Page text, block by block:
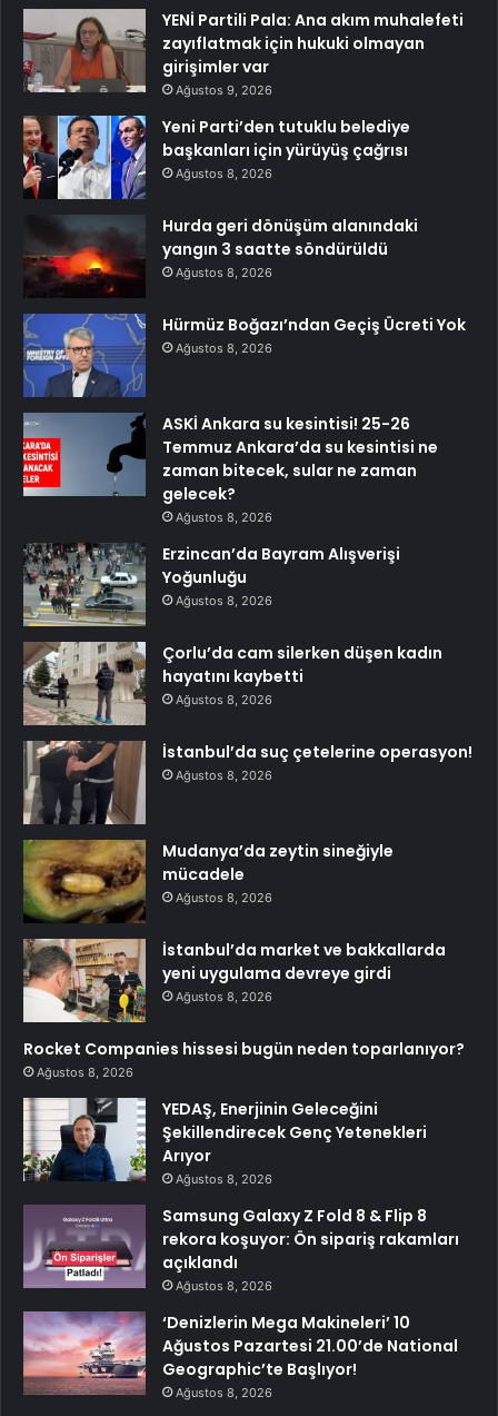
YENİ Partili Pala: Ana akım muhalefeti
zayıflatmak için hukuki olmayan
girişimler var
Ağustos 9, 2026
Yeni Parti’den tutuklu belediye
başkanları için yürüyüş çağrısı
Ağustos 8, 2026
Hurda geri dönüşüm alanındaki
yangın 3 saatte söndürüldü
Ağustos 8, 2026
Hürmüz Boğazı’ndan Geçiş Ücreti Yok
Ağustos 8, 2026
ASKİ Ankara su kesintisi! 25-26
Temmuz Ankara’da su kesintisi ne
zaman bitecek, sular ne zaman
gelecek?
Ağustos 8, 2026
Erzincan’da Bayram Alışverişi
Yoğunluğu
Ağustos 8, 2026
Çorlu’da cam silerken düşen kadın
hayatını kaybetti
Ağustos 8, 2026
İstanbul’da suç çetelerine operasyon!
Ağustos 8, 2026
Mudanya’da zeytin sineğiyle
mücadele
Ağustos 8, 2026
İstanbul’da market ve bakkallarda
yeni uygulama devreye girdi
Ağustos 8, 2026
Rocket Companies hissesi bugün neden toparlanıyor?
Ağustos 8, 2026
YEDAŞ, Enerjinin Geleceğini
Şekillendirecek Genç Yetenekleri
Arıyor
Ağustos 8, 2026
Samsung Galaxy Z Fold 8 & Flip 8
rekora koşuyor: Ön sipariş rakamları
açıklandı
Ağustos 8, 2026
‘Denizlerin Mega Makineleri’ 10
Ağustos Pazartesi 21.00’de National
Geographic’te Başlıyor!
Ağustos 8, 2026